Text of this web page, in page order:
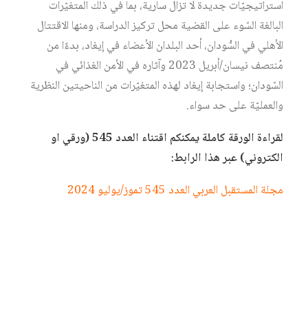
استراتيجيّات جديدة لا تزال سارية، بما في ذلك المتغيّرات
البالغة السّوء على القضية محل تركيز الدراسة، ومنها الاقتتال
الأهلي في السُّودان، أحد البلدان الأعضاء في إيغاد، بدءًا من
مُنتصف نيسان/أبريل 2023 وآثاره في الأمن الغذائي في
السّودان؛ واستجابة إيغاد لهذه المتغيّرات من الناحيتين النظرية
والعمليّة على حد سواء.
لقراءة الورقة كاملة يمكنكم اقتناء العدد 545 (ورقي او
الكتروني) عبر هذا الرابط:
مجلة المستقبل العربي العدد 545 تموز/يوليو 2024